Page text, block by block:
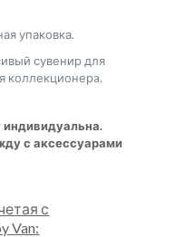
упаковка.
сувенир для
коллекционерa.
с аксессуарами
с
Van: